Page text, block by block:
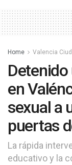
Home Valencia
en
sexual a
puertas
La rápida
educativo y la